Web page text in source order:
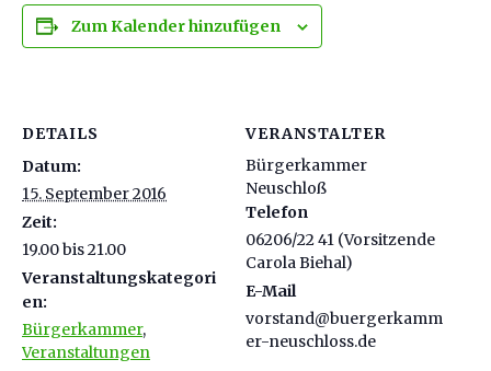
Zum Kalender hinzufügen
DETAILS
Datum:
15. September 2016
Zeit:
19.00 bis 21.00
Veranstaltungskategori
en:
Bürgerkammer,
Veranstaltungen
VERANSTALTER
Bürgerkammer
Neuschloß
Telefon
06206/22 41 (Vorsitzende
Carola Biehal)
E-Mail
vorstand@buergerkamm
er-neuschloss.de